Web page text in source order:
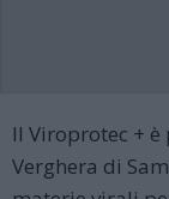
Il Viroprotec +
Verghera di